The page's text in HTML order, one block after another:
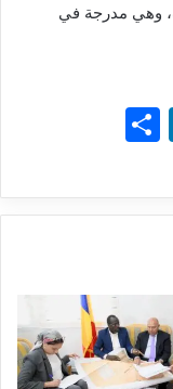
وهي مدرجة في
Li
k
e
n
ar
e